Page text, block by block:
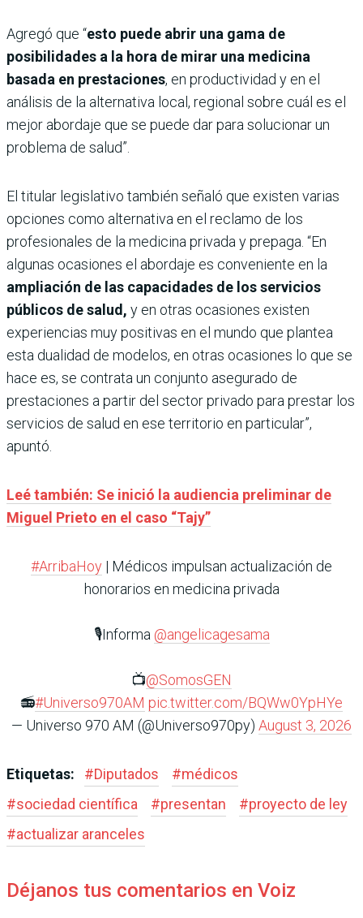
Agregó que “esto puede abrir una gama de
posibilidades a la hora de mirar una medicina
basada en prestaciones, en productividad y en el
análisis de la alternativa local, regional sobre cuál es el
mejor abordaje que se puede dar para solucionar un
problema de salud”.
El titular legislativo también señaló que existen varias
opciones como alternativa en el reclamo de los
profesionales de la medicina privada y prepaga. “En
algunas ocasiones el abordaje es conveniente en la
ampliación de las capacidades de los servicios
públicos de salud, y en otras ocasiones existen
experiencias muy positivas en el mundo que plantea
esta dualidad de modelos, en otras ocasiones lo que se
hace es, se contrata un conjunto asegurado de
prestaciones a partir del sector privado para prestar los
servicios de salud en ese territorio en particular”,
apuntó.
Leé también: Se inició la audiencia preliminar de
Miguel Prieto en el caso “Tajy”
#ArribaHoy | Médicos impulsan actualización de
honorarios en medicina privada
🎙️Informa @angelicagesama
📺@SomosGEN
📻#Universo970AM pic.twitter.com/BQWw0YpHYe
— Universo 970 AM (@Universo970py) August 3, 2026
Etiquetas: #Diputados #médicos
#sociedad científica #presentan #proyecto de ley
#actualizar aranceles
Déjanos tus comentarios en Voiz